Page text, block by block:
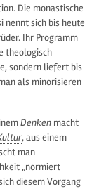
Die monastische
nennt sich bis heute
Ihr Programm
theologisch
sondern liefert bis
als minorisieren
Denken macht
, aus einem
man
„normiert
diesem Vorgang